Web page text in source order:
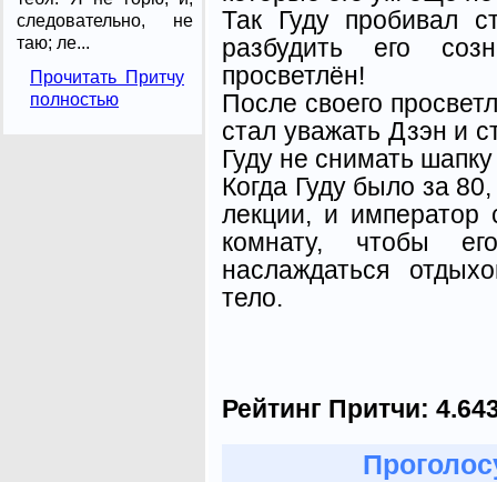
следовательно, не
таю; ле...
Прочитать Притчу
полностью
Так Гуду пробивал
разбудить его
просветлён!
После своего
стал уважать Дзэн и
Гуду не снимать
Когда Гуду было за
лекции, и император
комнату, чтобы
наслаждаться
тело.
Рейтинг Притчи: